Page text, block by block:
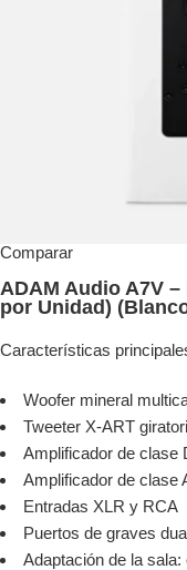
Comparar
ADAM Audio A7V
por Unidad)
Características
Woofer mineral
Tweeter X-ART
Amplificador de clase
Amplificador de clase
Entradas XLR y RCA
Puertos de graves
Adaptación de la